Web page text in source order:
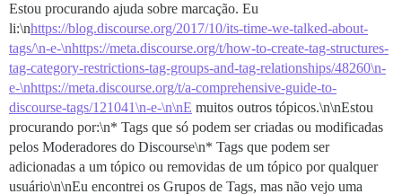
Estou procurando ajuda sobre marcação. Eu
li:\nhttps://blog.discourse.org/2017/10/its-time-we-talked-about-
tags/\n-e-\nhttps://meta.discourse.org/t/how-to-create-tag-structures-
tag-category-restrictions-tag-groups-and-tag-relationships/48260\n-
e-\nhttps://meta.discourse.org/t/a-comprehensive-guide-to-
discourse-tags/121041\n-e-\n\nE muitos outros tópicos.\n\nEstou
procurando por:\n* Tags que só podem ser criadas ou modificadas
pelos Moderadores do Discourse\n* Tags que podem ser
adicionadas a um tópico ou removidas de um tópico por qualquer
usuário\n\nEu encontrei os Grupos de Tags, mas não vejo uma